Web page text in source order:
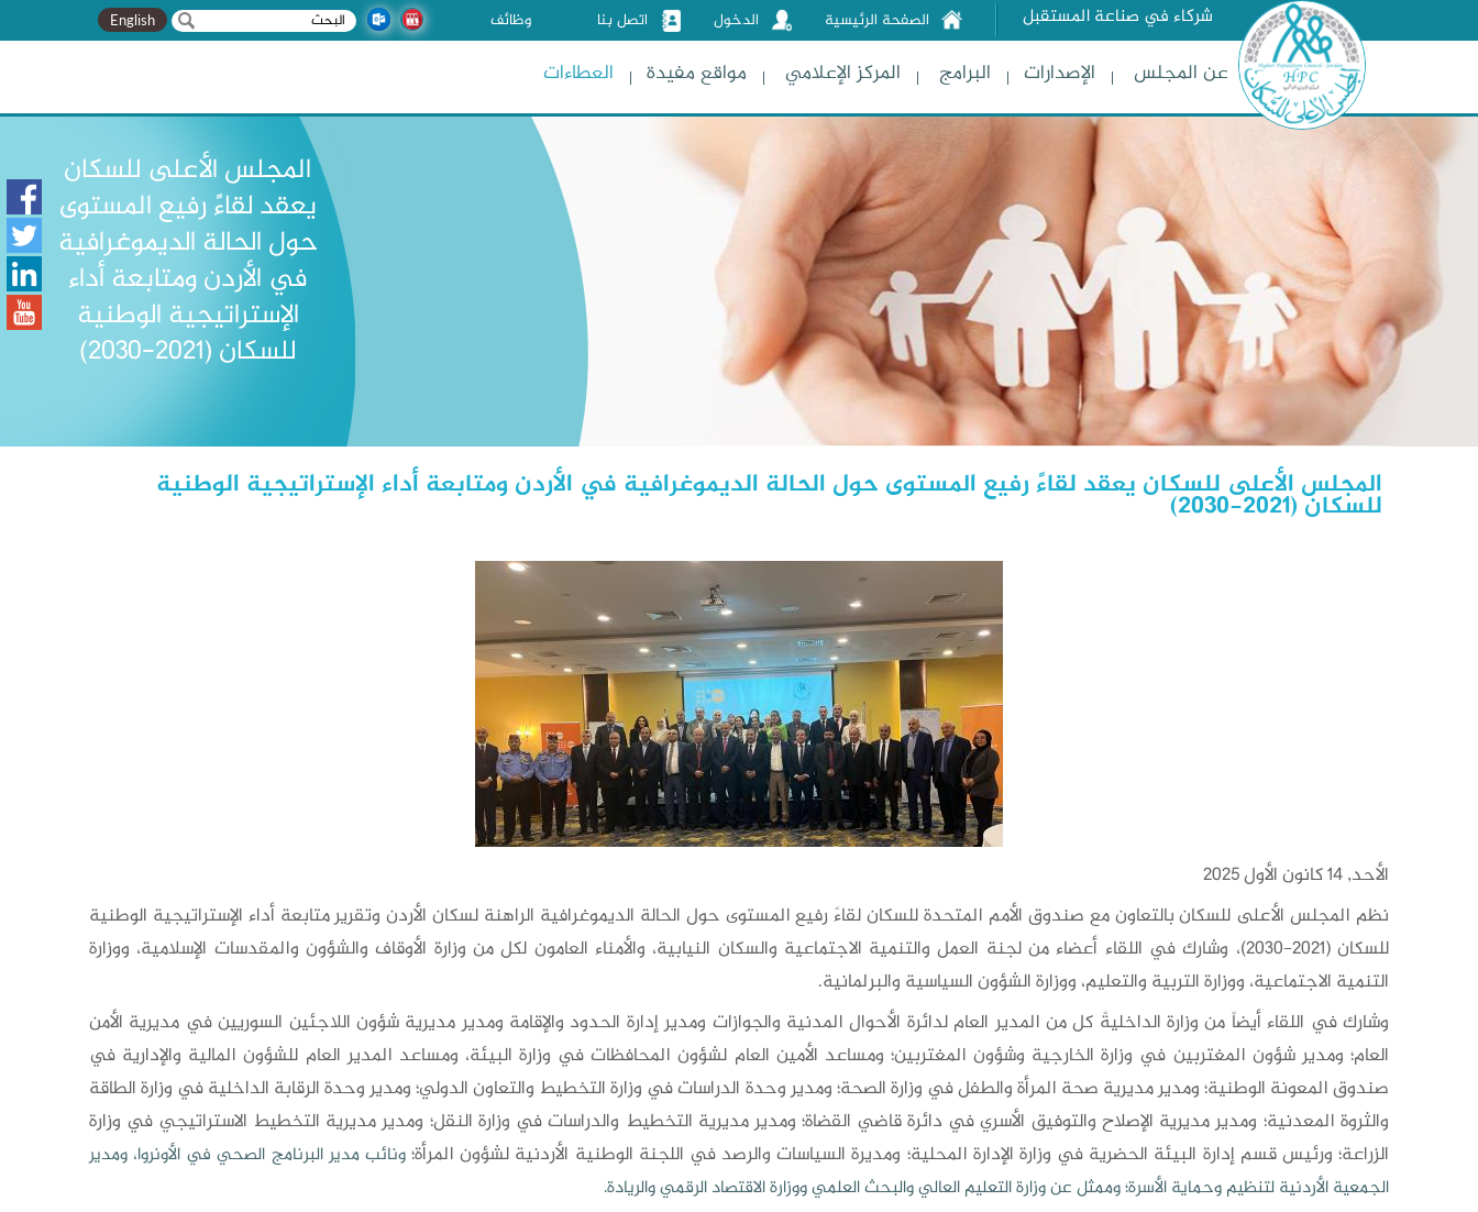
شركاء في صناعة المستقبل الصفحة الرئيسية الدخول اتصل بنا وظائف استمارة البحث
‏بحث ‏ English
عن المجلس الإصدارات البرامج المركز الإعلامي مواقع مفيدة العطاءات
المجلس الأعلى للسكان
يعقد لقاءً رفيع المستوى
حول الحالة الديموغرافية
في الأردن ومتابعة أداء
الإستراتيجية الوطنية
للسكان (2021-2030)
المجلس الأعلى للسكان يعقد لقاءً رفيع المستوى حول الحالة الديموغرافية في الأردن ومتابعة أداء الإستراتيجية الوطنية
للسكان (2021-2030)
الأحد, 14 كانون الأول 2025
نظم المجلس الأعلى للسكان بالتعاون مع صندوق الأمم المتحدة للسكان لقاءً رفيع المستوى حول الحالة الديموغرافية الراهنة لسكان الأردن وتقرير متابعة أداء الإستراتيجية الوطنية
للسكان (2021-2030)، وشارك في اللقاء أعضاء من لجنة العمل والتنمية الاجتماعية والسكان النيابية، والأمناء العامون لكل من وزارة الأوقاف والشؤون والمقدسات الإسلامية، ووزارة
التنمية الاجتماعية، ووزارة التربية والتعليم، ووزارة الشؤون السياسية والبرلمانية.
وشارك في اللقاء أيضاً من وزارة الداخليةً كل من المدير العام لدائرة الأحوال المدنية والجوازات ومدير إدارة الحدود والإقامة ومدير مديرية شؤون اللاجئين السوريين في مديرية الأمن
العام؛ ومدير شؤون المغتربين في وزارة الخارجية وشؤون المغتربين؛ ومساعد الأمين العام لشؤون المحافظات في وزارة البيئة، ومساعد المدير العام للشؤون المالية والإدارية في
صندوق المعونة الوطنية؛ ومدير مديرية صحة المرأة والطفل في وزارة الصحة؛ ومدير وحدة الدراسات في وزارة التخطيط والتعاون الدولي؛ ومدير وحدة الرقابة الداخلية في وزارة الطاقة
والثروة المعدنية؛ ومدير مديرية الإصلاح والتوفيق الأسري في دائرة قاضي القضاة؛ ومدير مديرية التخطيط والدراسات في وزارة النقل؛ ومدير مديرية التخطيط الاستراتيجي في وزارة
الزراعة؛ ورئيس قسم إدارة البيئة الحضرية في وزارة الإدارة المحلية؛ ومديرة السياسات والرصد في اللجنة الوطنية الأردنية لشؤون المرأة؛ونائب مدير البرنامج الصحي في الأونروا، ومدير
الجمعية الأردنية لتنظيم وحماية الأسرة؛ وممثل عن وزارة التعليم العالي والبحث العلمي ووزارة الاقتصاد الرقمي والريادة.